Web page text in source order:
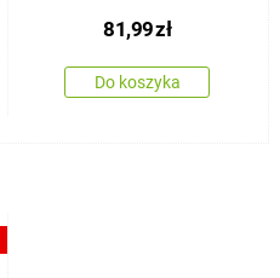
81,99zł
Do koszyka